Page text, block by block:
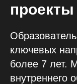
проекты
ключевых
более 7 лет.
внутреннего